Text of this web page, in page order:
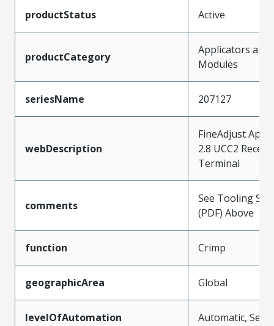
productStatus Active
productCategory
Applicators and
Modules
seriesName 207127
webDescription
FineAdjust
2.8 UCC2
Terminal
comments
See Tooling
(PDF) Above
function Crimp
geographicArea Global
levelOfAutomation Automatic,